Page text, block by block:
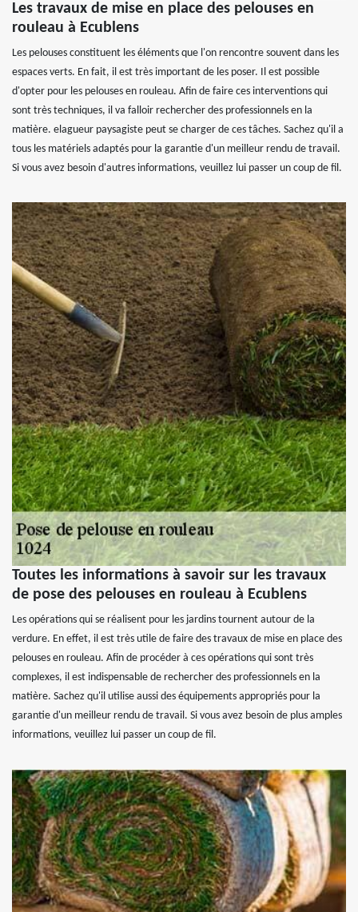
Les travaux de mise en place des pelouses en
rouleau à Ecublens
Les pelouses constituent les éléments que l'on rencontre souvent dans les
espaces verts. En fait, il est très important de les poser. Il est possible
d'opter pour les pelouses en rouleau. Afin de faire ces interventions qui
sont très techniques, il va falloir rechercher des professionnels en la
matière. elagueur paysagiste peut se charger de ces tâches. Sachez qu'il a
tous les matériels adaptés pour la garantie d'un meilleur rendu de travail.
Si vous avez besoin d'autres informations, veuillez lui passer un coup de fil.
Toutes les informations à savoir sur les travaux
de pose des pelouses en rouleau à Ecublens
Les opérations qui se réalisent pour les jardins tournent autour de la
verdure. En effet, il est très utile de faire des travaux de mise en place des
pelouses en rouleau. Afin de procéder à ces opérations qui sont très
complexes, il est indispensable de rechercher des professionnels en la
matière. Sachez qu'il utilise aussi des équipements appropriés pour la
garantie d'un meilleur rendu de travail. Si vous avez besoin de plus amples
informations, veuillez lui passer un coup de fil.